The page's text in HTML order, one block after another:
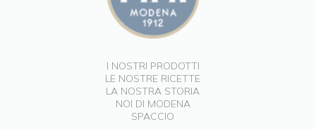
I NOSTRI PRODOTTI
LE NOSTRE RICETTE
LA NOSTRA STORIA
NOI DI MODENA
SPACCIO